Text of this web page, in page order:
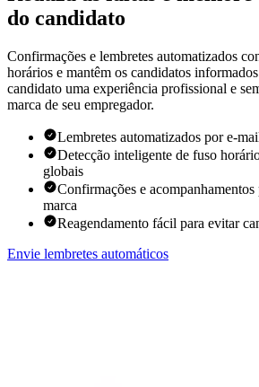
do candidato
Confirmações e lembretes automatizados
horários e mantêm os candidatos
candidato uma experiência profissional e
marca de seu empregador.
Lembretes automatizados por e-
Detecção inteligente de fuso
globais
Confirmações e acompanhamentos
marca
Reagendamento fácil para evitar
Envie lembretes automáticos